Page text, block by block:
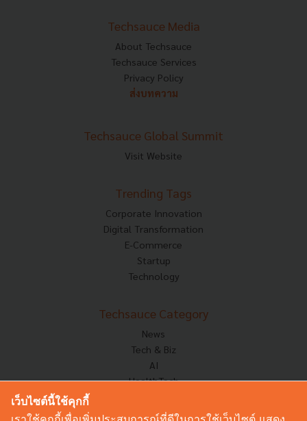
Techsauce Media
About Techsauce
Techsauce Services
Privacy Policy
ส่งบทความ
Techsauce Global Summit
Visit Website
Trending Tags
Corporate Innovation
Digital Transformation
E-Commerce
Startup
Technology
Techsauce Category
News
Tech & Biz
AI
HealthTech
Corp Innov
เว็บไซต์นี้ใช้คุกกี้